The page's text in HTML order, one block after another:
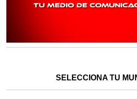
SELECCIONA TU